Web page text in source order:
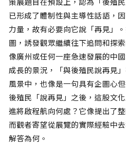
已形成了體制性與主導性話語，
力量，故有必要向它說「再見」
圖，誘發觀眾繼續往下追問和探
像廣州或任何一座急速發展的中
成長的景況，「與後殖民說再見
風景中，也像是一句具有企圖心
後殖民「說再見」之後，這股文
進將啟程航向何處？它像提出了
而觀者寄望從展覽的實際經驗中
解答為何。